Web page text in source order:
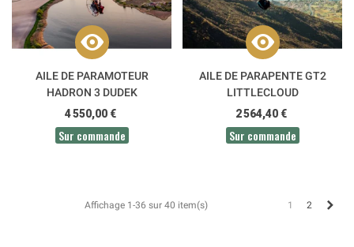
AILE DE PARAMOTEUR
HADRON 3 DUDEK
4 550,00 €
Sur commande
AILE DE PARAPENTE GT2
LITTLECLOUD
2 564,40 €
Sur commande
Affichage 1-36 sur 40 item(s) 1 2